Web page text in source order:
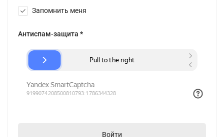
Запомнить меня
Антиспам-защита *